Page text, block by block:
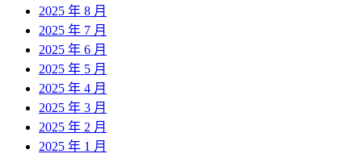
2025 年 8 月
2025 年 7 月
2025 年 6 月
2025 年 5 月
2025 年 4 月
2025 年 3 月
2025 年 2 月
2025 年 1 月